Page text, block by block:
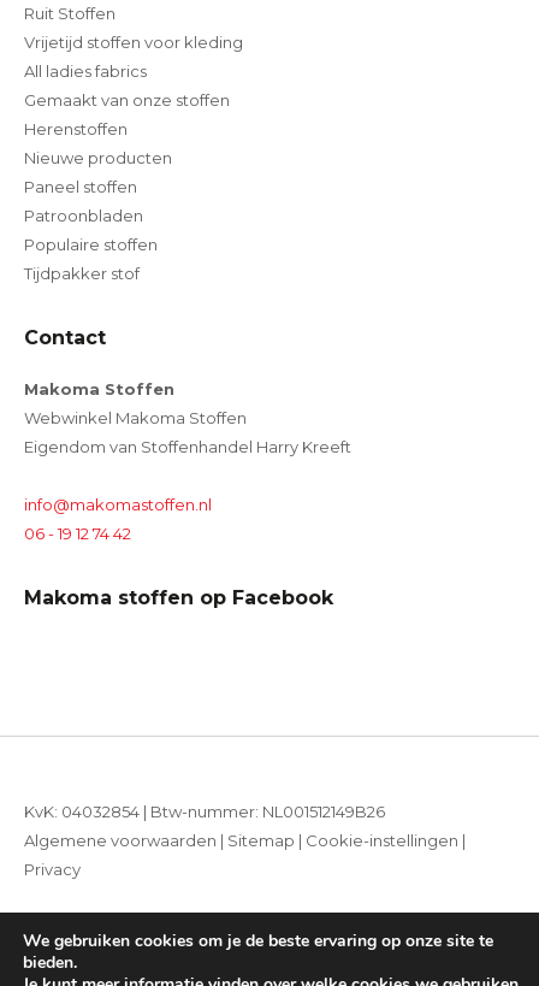
Ruit Stoffen
Vrijetijd stoffen voor kleding
All ladies fabrics
Gemaakt van onze stoffen
Herenstoffen
Nieuwe producten
Paneel stoffen
Patroonbladen
Populaire stoffen
Tijdpakker stof
Contact
Makoma Stoffen
Webwinkel Makoma Stoffen
Eigendom van Stoffenhandel Harry Kreeft
info@makomastoffen.nl
06 - 19 12 74 42
Makoma stoffen op Facebook
© 2026, Makoma Stoffen
KvK: 04032854 | Btw-nummer: NL001512149B26
Algemene voorwaarden | Sitemap | Cookie-instellingen |
Privacy
We gebruiken cookies om je de beste ervaring op onze site te
bieden.